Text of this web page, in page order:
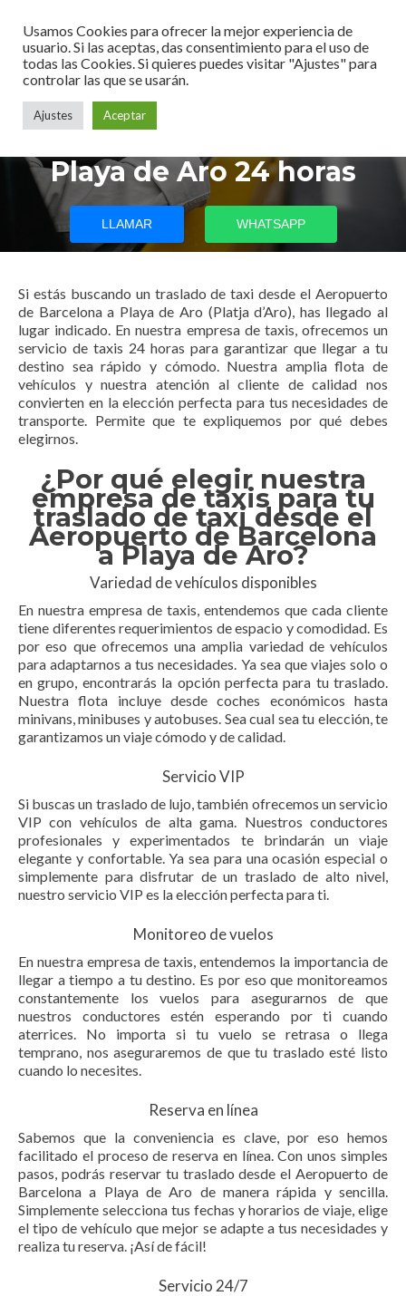
Taxi aeropuerto Barcelona a
Playa de Aro 24 horas
LLAMAR WHATSAPP
Si estás buscando un traslado de taxi desde el Aeropuerto
de Barcelona a Playa de Aro (Platja d’Aro), has llegado al
lugar indicado. En nuestra empresa de taxis, ofrecemos un
servicio de taxis 24 horas para garantizar que llegar a tu
destino sea rápido y cómodo. Nuestra amplia flota de
vehículos y nuestra atención al cliente de calidad nos
convierten en la elección perfecta para tus necesidades de
transporte. Permite que te expliquemos por qué debes
elegirnos.
¿Por qué elegir nuestra
empresa de taxis para tu
traslado de taxi desde el
Aeropuerto de Barcelona
a Playa de Aro?
Variedad de vehículos disponibles
En nuestra empresa de taxis, entendemos que cada cliente
tiene diferentes requerimientos de espacio y comodidad. Es
por eso que ofrecemos una amplia variedad de vehículos
para adaptarnos a tus necesidades. Ya sea que viajes solo o
en grupo, encontrarás la opción perfecta para tu traslado.
Nuestra flota incluye desde coches económicos hasta
minivans, minibuses y autobuses. Sea cual sea tu elección, te
garantizamos un viaje cómodo y de calidad.
Servicio VIP
Si buscas un traslado de lujo, también ofrecemos un servicio
VIP con vehículos de alta gama. Nuestros conductores
profesionales y experimentados te brindarán un viaje
elegante y confortable. Ya sea para una ocasión especial o
simplemente para disfrutar de un traslado de alto nivel,
nuestro servicio VIP es la elección perfecta para ti.
Monitoreo de vuelos
En nuestra empresa de taxis, entendemos la importancia de
llegar a tiempo a tu destino. Es por eso que monitoreamos
constantemente los vuelos para asegurarnos de que
nuestros conductores estén esperando por ti cuando
aterrices. No importa si tu vuelo se retrasa o llega
temprano, nos aseguraremos de que tu traslado esté listo
cuando lo necesites.
Reserva en línea
Sabemos que la conveniencia es clave, por eso hemos
facilitado el proceso de reserva en línea. Con unos simples
pasos, podrás reservar tu traslado desde el Aeropuerto de
Barcelona a Playa de Aro de manera rápida y sencilla.
Simplemente selecciona tus fechas y horarios de viaje, elige
el tipo de vehículo que mejor se adapte a tus necesidades y
realiza tu reserva. ¡Así de fácil!
Servicio 24/7
Usamos Cookies para ofrecer la mejor experiencia de
usuario. Si las aceptas, das consentimiento para el uso de
todas las Cookies. Si quieres puedes visitar "Ajustes" para
controlar las que se usarán.
Ajustes Aceptar